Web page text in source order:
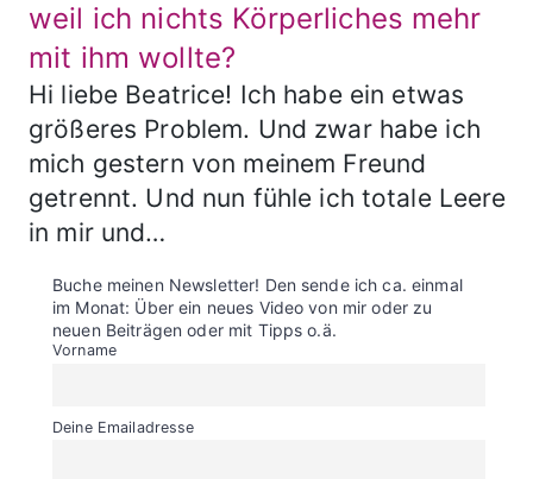
weil ich nichts Körperliches mehr
mit ihm wollte?
Hi liebe Beatrice! Ich habe ein etwas
größeres Problem. Und zwar habe ich
mich gestern von meinem Freund
getrennt. Und nun fühle ich totale Leere
in mir und…
Buche meinen Newsletter! Den sende ich ca. einmal
im Monat: Über ein neues Video von mir oder zu
neuen Beiträgen oder mit Tipps o.ä.
Vorname
Deine Emailadresse